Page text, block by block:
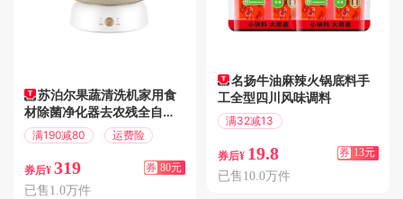
苏泊尔果蔬清洗机家用食
材除菌净化器去农残全自动
洗菜机新款
满190减80 运费险
券后¥ 319 券 80元
已售1.0万件
名扬牛油麻辣火锅底料手
工全型四川风味调料
满32减13
券后¥ 19.8 券 13元
已售10.0万件